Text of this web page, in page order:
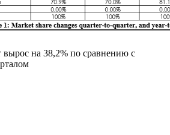
вырос на 38,2% по сравнению с